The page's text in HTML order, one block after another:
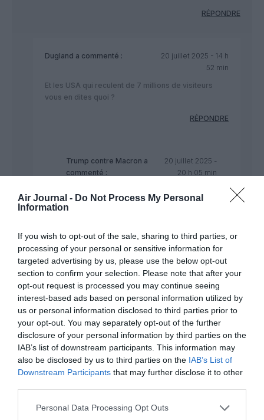
Air Journal - Do Not Process My Personal
Information
If you wish to opt-out of the sale, sharing to third parties, or
processing of your personal or sensitive information for
targeted advertising by us, please use the below opt-out
section to confirm your selection. Please note that after your
opt-out request is processed you may continue seeing
interest-based ads based on personal information utilized by
us or personal information disclosed to third parties prior to
your opt-out. You may separately opt-out of the further
disclosure of your personal information by third parties on the
IAB’s list of downstream participants. This information may
also be disclosed by us to third parties on the IAB’s List of
Downstream Participants that may further disclose it to other
Personal Data Processing Opt Outs
RÉPONDRE
Dugland a commenté :
20 juillet 2025 - 14 h
52 min
Et les USA qui reculent de 7 millions de visiteurs
vous en dites quoi ?
RÉPONDRE
Trump contre Macron a
commenté :
20 juillet 2025 -
20 h 05 min
Trump comme président… Il semble en
soient, sur le plan du tourisme, plus
néfastes que bénéfiques, en particulier en
raison de la désaffection des Canadiens,
plus qu’agacés, voire angoissés, par les
prétentions territoriales et économiques
de leur grand voisin.
Le tourisme est très sensible à la
géopolitique, mais pas seulement…
Lorsque l’on voit comment aujourd’ hui,
l’image de la France est écornée (qualité
de l’ accueil touristique -en dehors des
palaces- même si dans certains pays c’est
pas mieux…), sentiment d’insécurité
(parlez-en aux Japonais dévalisés sur les
Champs-Elysées), à la laideur de nombre
d’endroits (tout le pays n’est pas classé